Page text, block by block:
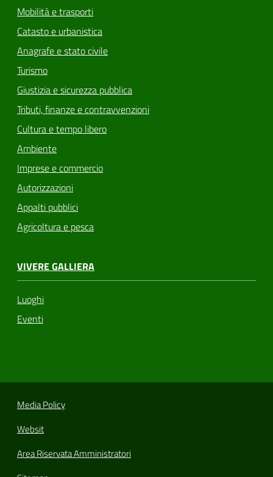
Mobilità e trasporti
Catasto e urbanistica
Anagrafe e stato civile
Turismo
Giustizia e sicurezza pubblica
Tributi, finanze e contravvenzioni
Cultura e tempo libero
Ambiente
Imprese e commercio
Autorizzazioni
Appalti pubblici
Agricoltura e pesca
VIVERE GALLIERA
Luoghi
Eventi
Media Policy
Websit
Area Riservata Amministratori